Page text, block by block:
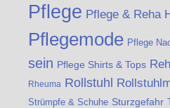
Pflege Pflege & Reha
Pflegemode Pflege
sein Pflege Shirts & Tops
Rheuma Rollstuhl
Strümpfe & Schuhe Sturzgefahr